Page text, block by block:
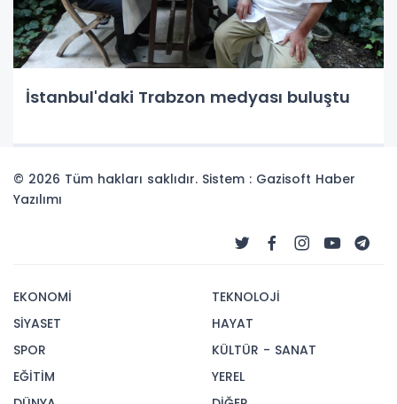
İstanbul'daki Trabzon medyası buluştu
© 2026 Tüm hakları saklıdır. Sistem : Gazisoft Haber
Yazılımı
EKONOMİ
SİYASET
SPOR
EĞİTİM
TEKNOLOJİ
HAYAT
KÜLTÜR - SANAT
YEREL